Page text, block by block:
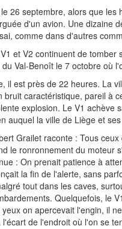
26 septembre, alors que
d'un avion. Une dizaine
comme dans d'autres
et V2 continuent de
Val-Benoît le 7 octobre où
il est près de 22 heures. La
bruit caractéristique, pareil à
explosion. Le V1 achève
auquel la ville de Liège et
Grailet raconte : Tous
le ronronnement du moteur
: On prenait patience à
la fin de l'alerte, sans
tout dans les caves,
Quelquefois, le
on apercevait l'engin, il
de l'endroit où l'on se